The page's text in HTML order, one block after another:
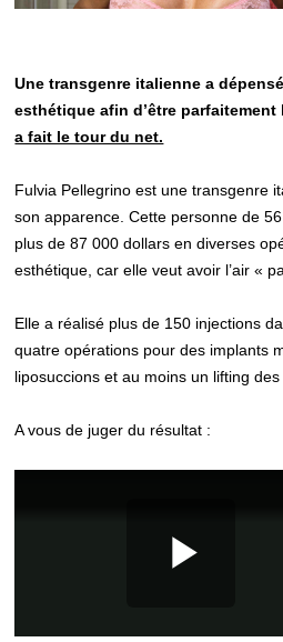
Une transgenre italienne a
esthétique afin d’être parfaitement
a fait le tour du net.
Fulvia Pellegrino est une transgenre
son apparence. Cette personne de
plus de 87 000 dollars en diverses
esthétique, car elle veut avoir l’air «
Elle a réalisé plus de 150 injections
quatre opérations pour des implants
liposuccions et au moins un lifting des
A vous de juger du résultat :